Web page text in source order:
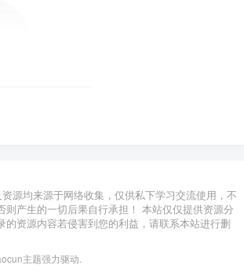
源均来源于网络收集，仅供私下学习交流使用，不
产生的一切后果自行承担！ 本站仅仅提供资源分
资源内容若侵害到您的利益，请联系本站进行删
主题强力驱动.